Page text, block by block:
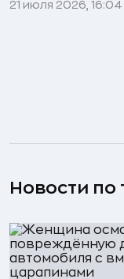
21 июля 2026, 16:04
Новости по